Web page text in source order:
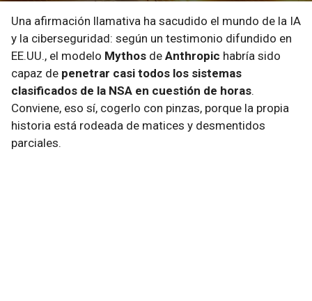
Una afirmación llamativa ha sacudido el mundo de la IA
y la ciberseguridad: según un testimonio difundido en
EE.UU., el modelo Mythos de Anthropic habría sido
capaz de penetrar casi todos los sistemas
clasificados de la NSA en cuestión de horas.
Conviene, eso sí, cogerlo con pinzas, porque la propia
historia está rodeada de matices y desmentidos
parciales.